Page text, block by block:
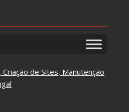
de Sites, Manutenção